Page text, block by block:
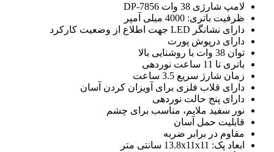
لامپ شارژی 38 وات DP-7856
ظرفیت باتری: 4000 میلی آمپر
دارای نشانگر LED جهت اطلاع از وضعیت کارکرد
دارای درپوش پورت
توان 38 وات با روشنایی بالا
باتری تا 11 ساعت نوردهی
زمان شارژ سریع 3.5 ساعت
دارای قلاب فلزی برای آویزان کردن آسان
دارای پنج حالت نوردهی
نور سفید ملایم، مناسب برای چشم
قابلیت حمل آسان
مقاوم در برابر ضربه
ابعاد پک: 13.8x11x11 سانتی متر